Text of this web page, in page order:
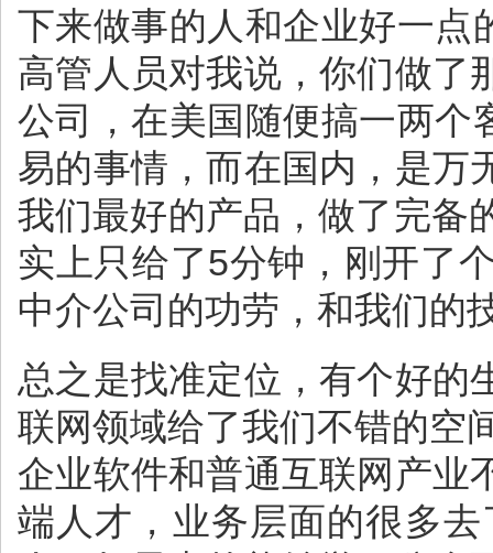
下来做事的人和企业好一点
高管人员对我说，你们做了
公司，在美国随便搞一两个
易的事情，而在国内，是万
我们最好的产品，做了完备
实上只给了5分钟，刚开了
中介公司的功劳，和我们的
总之是找准定位，有个好的
联网领域给了我们不错的空
企业软件和普通互联网产业
端人才，业务层面的很多